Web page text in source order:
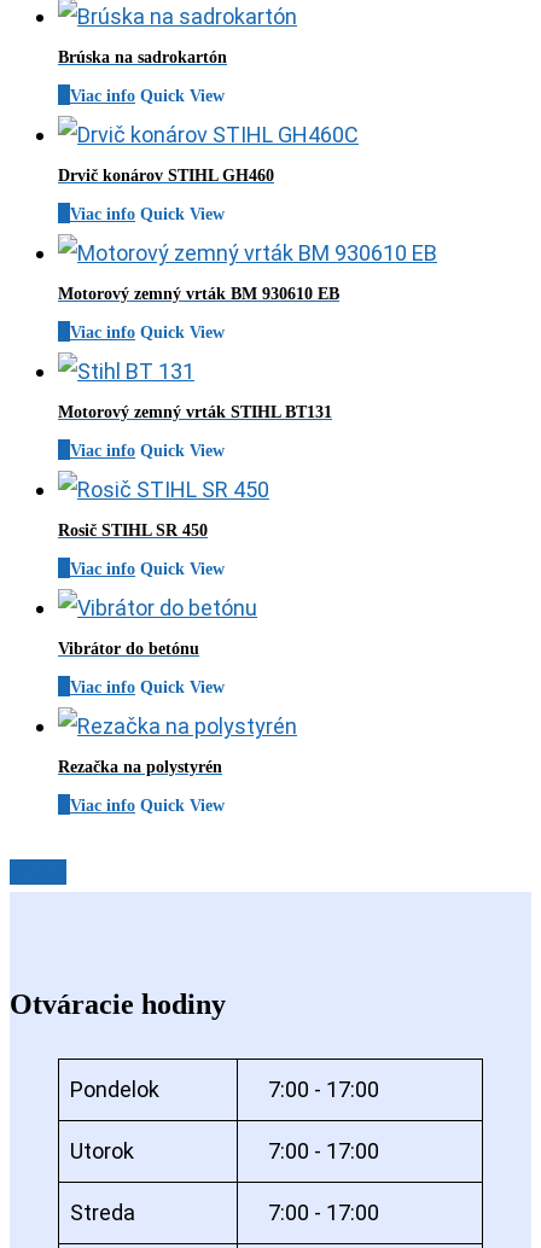
Brúska na sadrokartón
Viac info Quick View
Drvič konárov STIHL GH460
Viac info Quick View
Motorový zemný vrták BM 930610 EB
Viac info Quick View
Motorový zemný vrták STIHL BT131
Viac info Quick View
Rosič STIHL SR 450
Viac info Quick View
Vibrátor do betónu
Viac info Quick View
Rezačka na polystyrén
Viac info Quick View
Otváracie hodiny
Pondelok 7:00 - 17:00
Utorok 7:00 - 17:00
Streda 7:00 - 17:00